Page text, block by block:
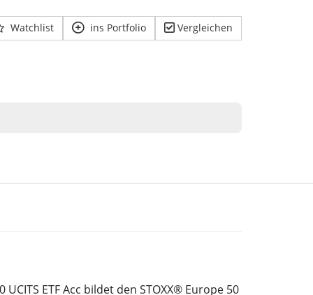
Watchlist ins Portfolio Vergleichen
ETF Acc bildet den STOXX® Europe 50